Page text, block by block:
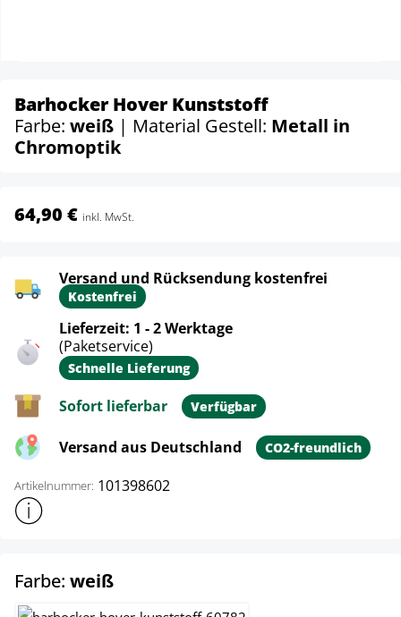
Barhocker Hover Kunststoff
Farbe: weiß | Material Gestell: Metall in
Chromoptik
64,90 € inkl. MwSt.
Versand und Rücksendung kostenfrei
Kostenfrei
Lieferzeit: 1 - 2 Werktage
(Paketservice)
Schnelle Lieferung
Sofort lieferbar Verfügbar
Versand aus Deutschland CO2-freundlich
Artikelnummer: 101398602
Weitere Produktinformationen anzeigen
Farbe: weißauswählen